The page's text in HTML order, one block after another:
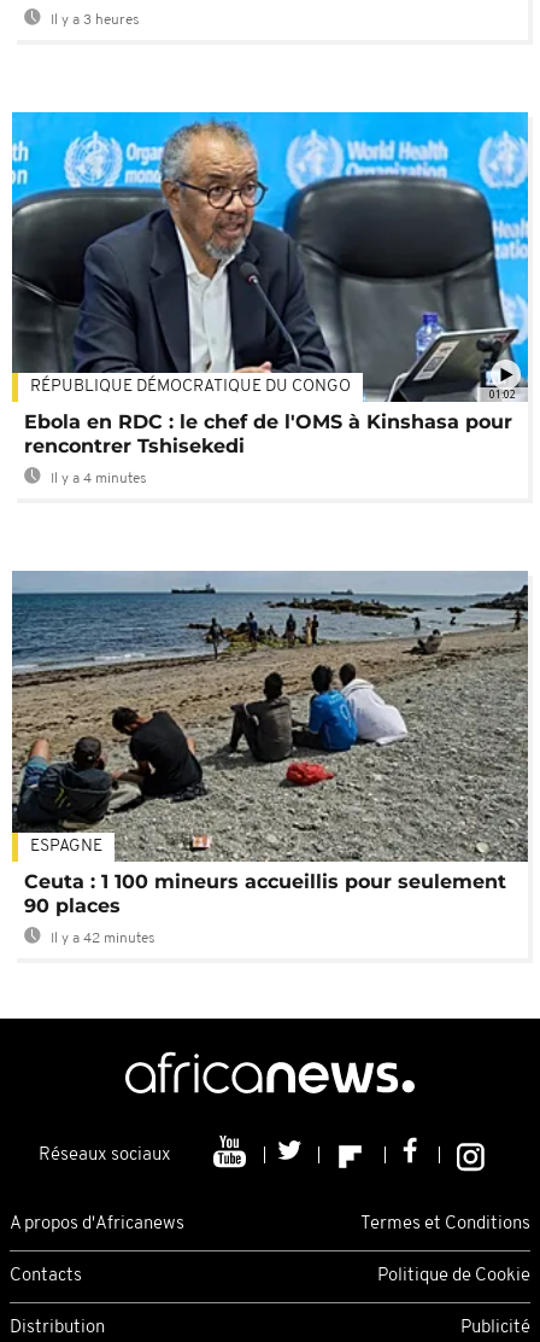
Il y a 3 heures
01:02
RÉPUBLIQUE DÉMOCRATIQUE DU CONGO
Ebola en RDC : le chef de l'OMS à Kinshasa pour
rencontrer Tshisekedi
Il y a 4 minutes
ESPAGNE
Ceuta : 1 100 mineurs accueillis pour seulement
90 places
Il y a 42 minutes
Réseaux sociaux
A propos d'Africanews Termes et Conditions
Contacts Politique de Cookie
Distribution Publicité